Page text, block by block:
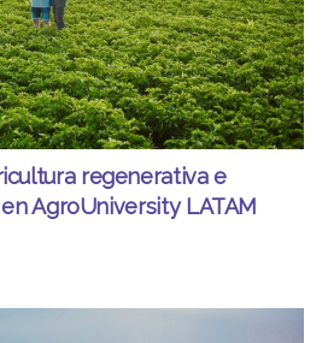
regenerativa e
AgroUniversity LATAM